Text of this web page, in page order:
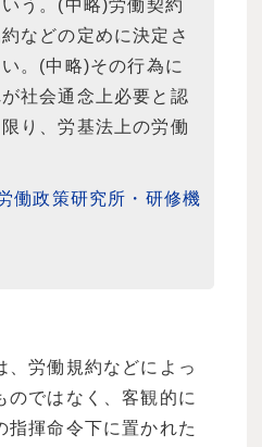
う。(中略)労働契約
などの定めに決定さ
。(中略)その行為に
社会通念上必要と認
り、労基法上の労働
働政策研究所・研修機
、労働規約などによっ
のではなく、客観的に
指揮命令下に置かれた